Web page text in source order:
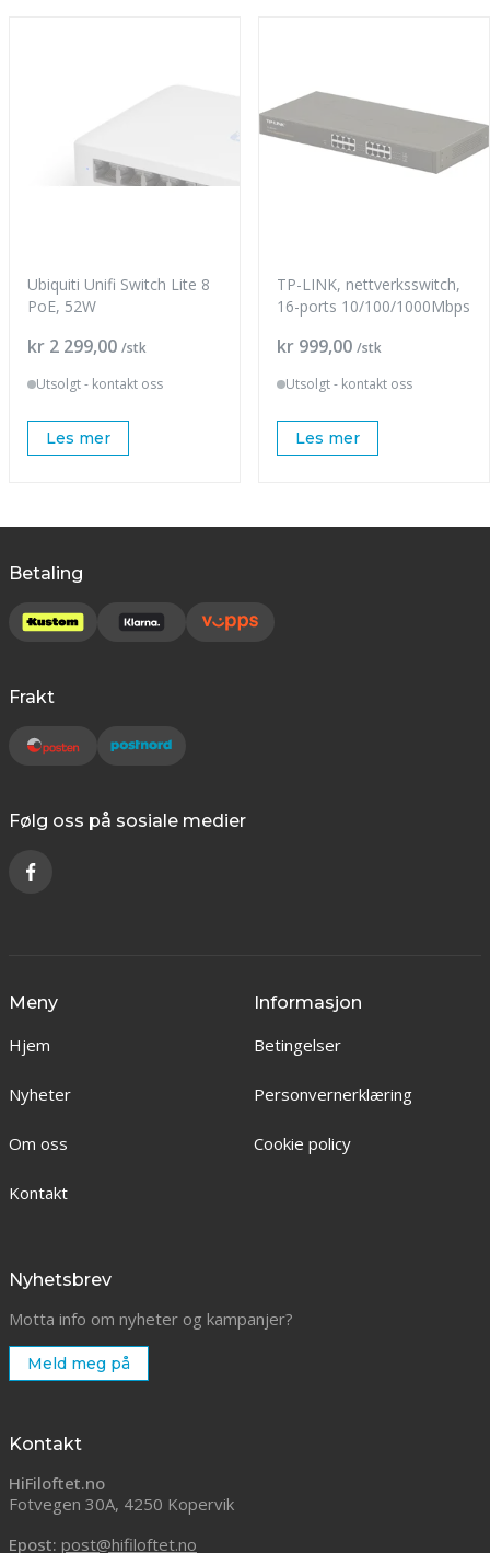
Ubiquiti Unifi Switch Lite 8
PoE, 52W
Pris
kr 2 299,00 /stk
Utsolgt - kontakt oss
Les mer
TP-LINK, nettverksswitch,
16-ports 10/100/1000Mbps
Pris
kr 999,00 /stk
Utsolgt - kontakt oss
Les mer
Betaling
Frakt
Følg oss på sosiale medier
Meny
Hjem
Nyheter
Om oss
Kontakt
Informasjon
Betingelser
Personvernerklæring
Cookie policy
Nyhetsbrev
Motta info om nyheter og kampanjer?
Meld meg på
Kontakt
HiFiloftet.no
Fotvegen 30A, 4250 Kopervik
Epost: post@hifiloftet.no